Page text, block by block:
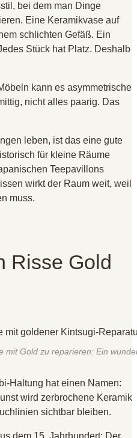
bei dem man Dinge
Eine Keramikvase auf
schlichten Gefäß. Ein
Stück hat Platz. Deshalb
kann es asymmetrische
nicht alles paarig. Das
leben, ist das eine gute
für kleine Räume
Teepavillons
wirkt der Raum weit, weil
muss.
Risse Gold
mit Gold zu reparieren: Ein
Haltung hat einen Namen:
wird zerbrochene Keramik
sichtbar bleiben.
dem 15. Jahrhundert: Der